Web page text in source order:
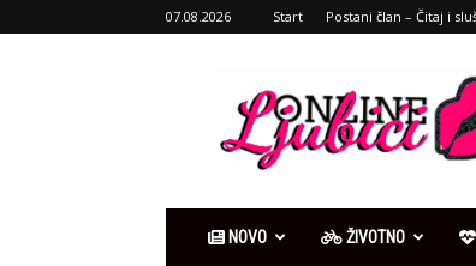
07.08.2026 Start Postani član – Čitaj i
online
NOVO ŽIVOTNO